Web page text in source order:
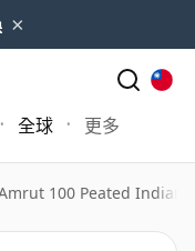
×
全球 更多
100 Peated Indian